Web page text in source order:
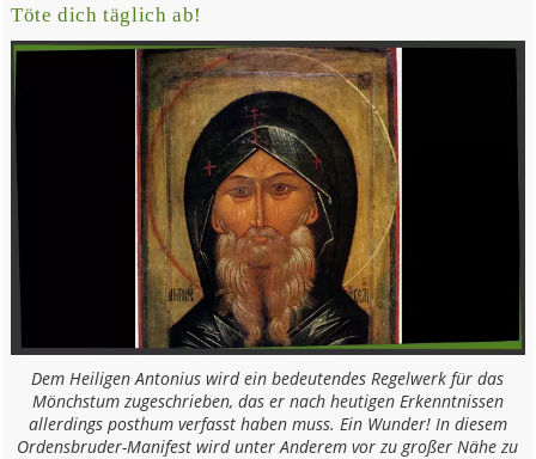
Töte dich täglich ab!
Dem Heiligen Antonius wird ein bedeutendes Regelwerk für das
Mönchstum zugeschrieben, das er nach heutigen Erkenntnissen
allerdings posthum verfasst haben muss. Ein Wunder! In diesem
Ordensbruder-Manifest wird unter Anderem vor zu großer Nähe zu